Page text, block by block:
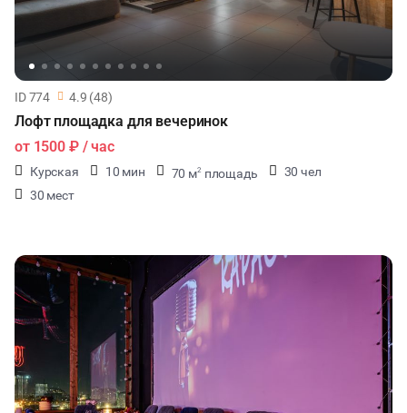
ID 774 4.9 (48)
Лофт площадка для вечеринок
от 1500 ₽/ час
Курская 10 мин 70 м2 площадь
30 чел
30 мест